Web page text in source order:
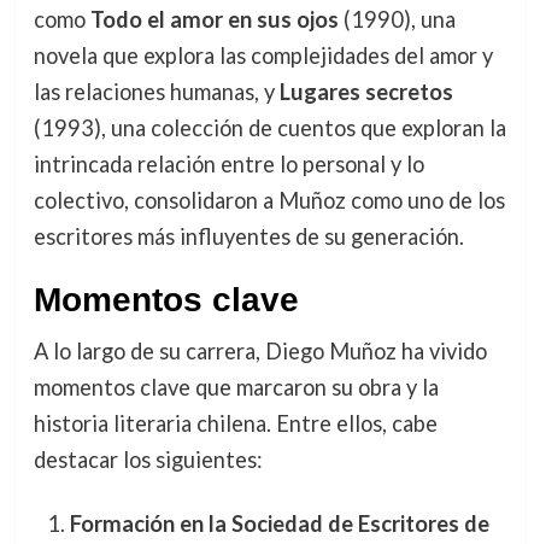
como Todo el amor en sus ojos (1990), una
novela que explora las complejidades del amor y
las relaciones humanas, y Lugares secretos
(1993), una colección de cuentos que exploran la
intrincada relación entre lo personal y lo
colectivo, consolidaron a Muñoz como uno de los
escritores más influyentes de su generación.
Momentos clave
A lo largo de su carrera, Diego Muñoz ha vivido
momentos clave que marcaron su obra y la
historia literaria chilena. Entre ellos, cabe
destacar los siguientes:
Formación en la Sociedad de Escritores de